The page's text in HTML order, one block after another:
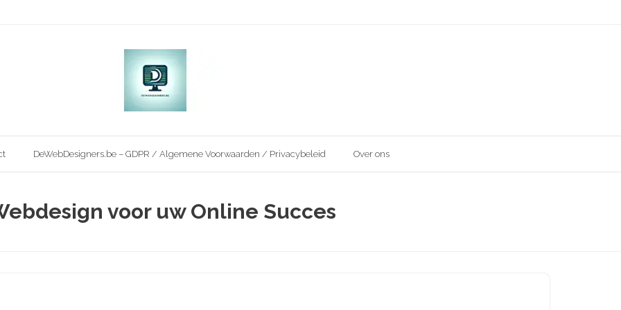
DeWebDesigners.be – GDPR / Algemene Voorwaarden / Privacybeleid Over ons
voor uw Online Succes